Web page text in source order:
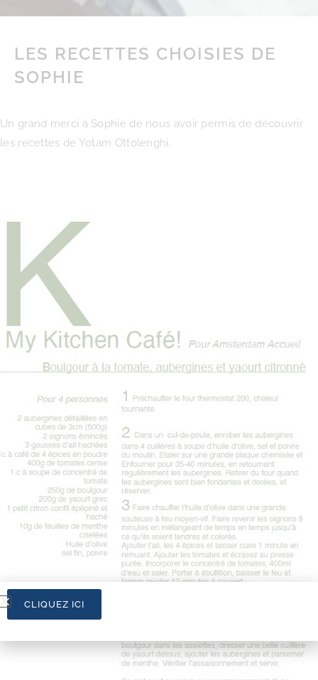
LES RECETTES CHOISIES DE
SOPHIE
Un grand merci à Sophie de nous avoir permis de découvrir
les recettes de Yotam Ottolenghi.
CLIQUEZ ICI